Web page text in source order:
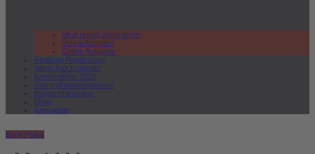
lokal.report abonnieren
Verkaufsstellen
Online Ausgabe
Regional Rundschau
Wirtschaft.Kompakt
Karriereleiter 2026
Gesundheitswegweiser
Bürgerinformation
Shop
Newsletter
BerlinPolitik